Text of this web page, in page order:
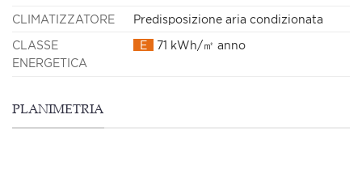
CLIMATIZZATORE Predisposizione aria condizionata
CLASSE
ENERGETICA
E 71 kWh/㎡ anno
PLANIMETRIA